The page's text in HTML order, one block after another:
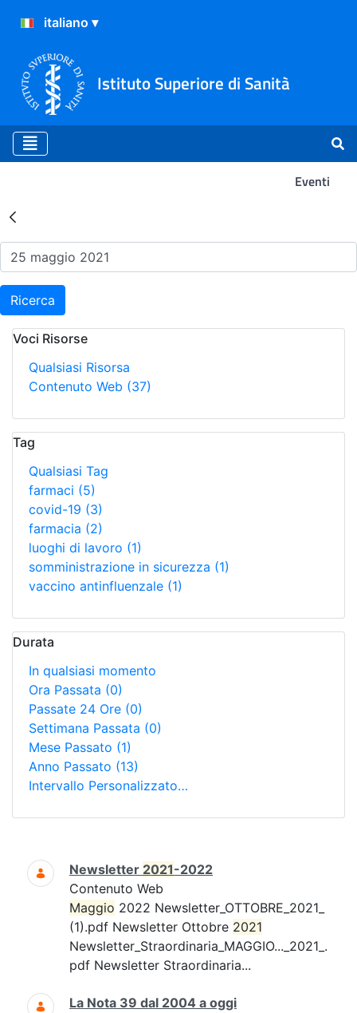
Istituto Superiore di Sanità
Eventi
Risultati della Ricerca -
Ricerca
Voci Risorse
Qualsiasi Risorsa
Contenuto Web (37)
Tag
Qualsiasi Tag
farmaci (5)
covid-19 (3)
farmacia (2)
luoghi di lavoro (1)
somministrazione in sicurezza (1)
vaccino antinfluenzale (1)
Durata
In qualsiasi momento
Ora Passata (0)
Passate 24 Ore (0)
Settimana Passata (0)
Mese Passato (1)
Anno Passato (13)
Intervallo Personalizzato…
Ricerca
Newsletter 2021-2022
Contenuto Web
Maggio 2022 Newsletter_OTTOBRE_2021_
(1).pdf Newsletter Ottobre 2021
Newsletter_Straordinaria_MAGGIO..._2021_.
pdf Newsletter Straordinaria...
La Nota 39 dal 2004 a oggi